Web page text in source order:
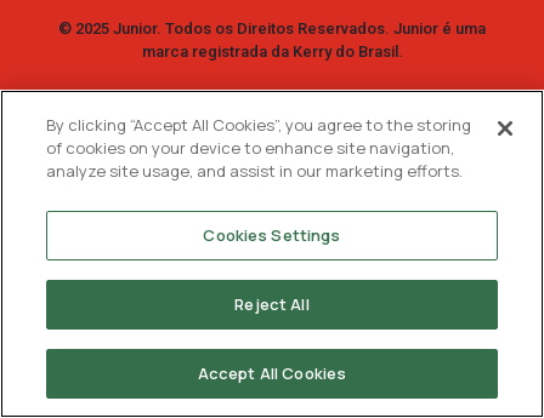
© 2025 Junior. Todos os Direitos Reservados. Junior é uma
marca registrada da Kerry do Brasil.
Fale Conosco
WhatsApp: 11 99744-2447
By clicking “Accept All Cookies”, you agree to the storing
of cookies on your device to enhance site navigation,
analyze site usage, and assist in our marketing efforts.
Cookies Settings
Reject All
Accept All Cookies